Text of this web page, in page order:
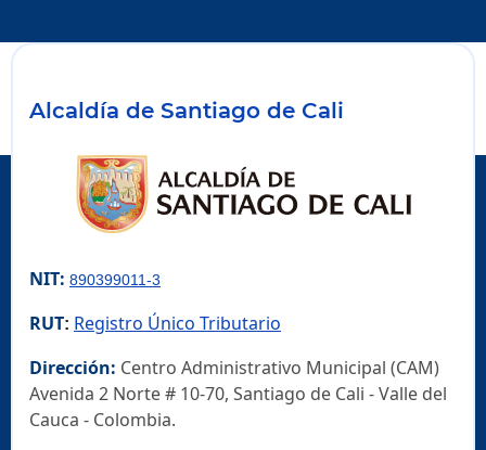
Alcaldía de Santiago de Cali
NIT: 890399011-3
RUT: Registro Único Tributario
Dirección: Centro Administrativo Municipal (CAM)
Avenida 2 Norte # 10-70, Santiago de Cali - Valle del
Cauca - Colombia.